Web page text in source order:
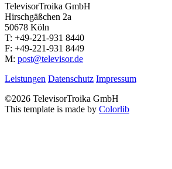
TelevisorTroika GmbH
Hirschgäßchen 2a
50678 Köln
T: +49-221-931 8440
F: +49-221-931 8449
M: post@televisor.de
Leistungen Datenschutz Impressum
©2026 TelevisorTroika GmbH
This template is made by Colorlib